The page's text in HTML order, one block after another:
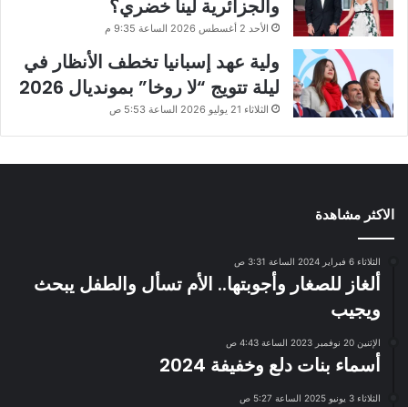
والجزائرية لينا خضري؟
الأحد 2 أغسطس 2026 الساعة 9:35 م
ولية عهد إسبانيا تخطف الأنظار في
ليلة تتويج “لا روخا” بمونديال 2026
الثلاثاء 21 يوليو 2026 الساعة 5:53 ص
الاكثر مشاهدة
الثلاثاء 6 فبراير 2024 الساعة 3:31 ص
ألغاز للصغار وأجوبتها.. الأم تسأل والطفل يبحث
ويجيب
الإثنين 20 نوفمبر 2023 الساعة 4:43 ص
أسماء بنات دلع وخفيفة 2024
الثلاثاء 3 يونيو 2025 الساعة 5:27 ص